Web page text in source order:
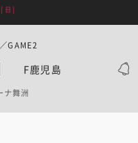
[日]
F鹿児島
GAME2
ナ舞洲